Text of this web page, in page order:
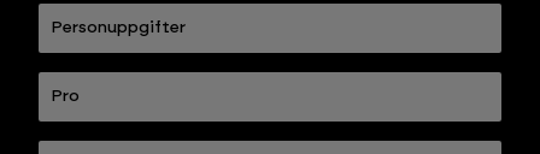
Personuppgifter
Pro